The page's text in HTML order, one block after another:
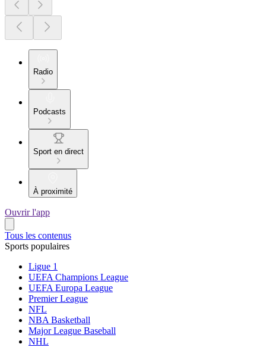
Radio
Podcasts
Sport en direct
À proximité
Ouvrir l'app
Tous les contenus
Sports populaires
Ligue 1
UEFA Champions League
UEFA Europa League
Premier League
NFL
NBA Basketball
Major League Baseball
NHL